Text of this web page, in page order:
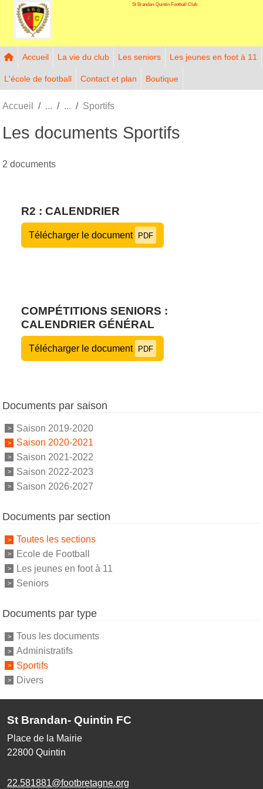
St Brandan-Quintin Football Club
Accueil La vie du club Les seniors Les jeunes en foot à 11
L'école de football Contact et plan Boutique
Accueil Sportifs
Les documents Sportifs
2 documents
R2 : CALENDRIER
Télécharger le document PDF
COMPÉTITIONS SENIORS :
CALENDRIER GÉNÉRAL
Télécharger le document PDF
Documents par saison
Saison 2019-2020
Saison 2020-2021
Saison 2021-2022
Saison 2022-2023
Saison 2026-2027
Documents par section
Toutes les sections
Ecole de Football
Les jeunes en foot à 11
Seniors
Documents par type
Tous les documents
Administratifs
Sportifs
Divers
St Brandan- Quintin FC
Place de la Mairie
22800 Quintin
22.581881@footbretagne.org
Panneau de gestion des cookies